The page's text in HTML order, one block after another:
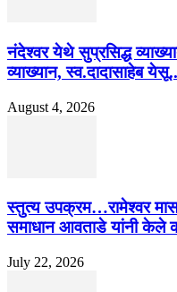
नंदेश्वर येथे सुप्रसिद्ध
व्याख्यान, स्व.दादासाहेब
August 4, 2026
स्तुत्य उपक्रम…रामेश्वर
समाधान आवताडे यांनी केले
July 22, 2026